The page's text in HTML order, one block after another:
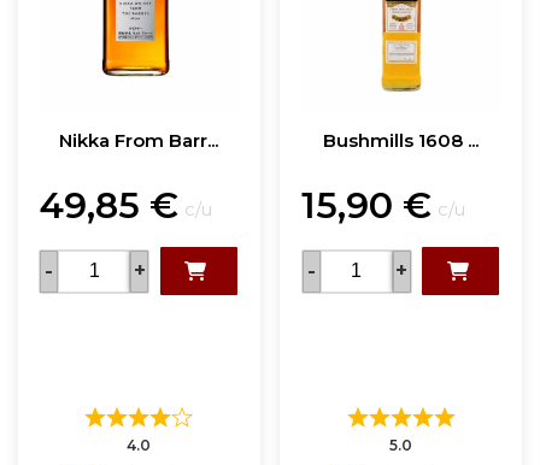
Nikka From Barr...
49,85 € c/u
- +
4.0
Bushmills 1608 ...
15,90 € c/u
- +
5.0